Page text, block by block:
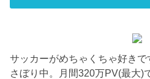
サッカーがめちゃくちゃ好き
さぼり中。月間320万PV(最大)